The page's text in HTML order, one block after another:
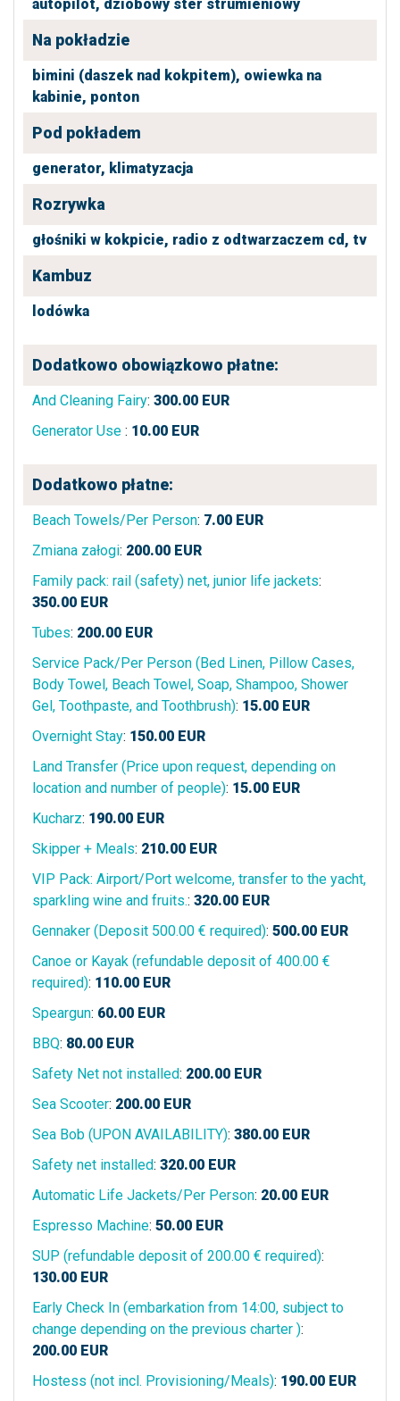
autopilot, dziobowy ster strumieniowy
Na pokładzie
bimini (daszek nad kokpitem), owiewka na
kabinie, ponton
Pod pokładem
generator, klimatyzacja
Rozrywka
głośniki w kokpicie, radio z odtwarzaczem cd, tv
Kambuz
lodówka
Dodatkowo obowiązkowo płatne:
And Cleaning Fairy: 300.00 EUR
Generator Use : 10.00 EUR
Dodatkowo płatne:
Beach Towels/Per Person: 7.00 EUR
Zmiana załogi: 200.00 EUR
Family pack: rail (safety) net, junior life jackets:
350.00 EUR
Tubes: 200.00 EUR
Service Pack/Per Person (Bed Linen, Pillow Cases,
Body Towel, Beach Towel, Soap, Shampoo, Shower
Gel, Toothpaste, and Toothbrush): 15.00 EUR
Overnight Stay: 150.00 EUR
Land Transfer (Price upon request, depending on
location and number of people): 15.00 EUR
Kucharz: 190.00 EUR
Skipper + Meals: 210.00 EUR
VIP Pack: Airport/Port welcome, transfer to the yacht,
sparkling wine and fruits.: 320.00 EUR
Gennaker (Deposit 500.00 € required): 500.00 EUR
Canoe or Kayak (refundable deposit of 400.00 €
required): 110.00 EUR
Speargun: 60.00 EUR
BBQ: 80.00 EUR
Safety Net not installed: 200.00 EUR
Sea Scooter: 200.00 EUR
Sea Bob (UPON AVAILABILITY): 380.00 EUR
Safety net installed: 320.00 EUR
Automatic Life Jackets/Per Person: 20.00 EUR
Espresso Machine: 50.00 EUR
SUP (refundable deposit of 200.00 € required):
130.00 EUR
Early Check In (embarkation from 14:00, subject to
change depending on the previous charter ):
200.00 EUR
Hostess (not incl. Provisioning/Meals): 190.00 EUR